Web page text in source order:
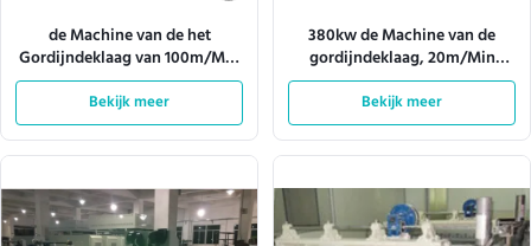
de Machine van de het
Gordijndeklaag van 100m/Min
380v het Pneumatische
Vervoeren In vier fasen
Bekijk meer
380kw de Machine van de
gordijndeklaag, 20m/Min
Desktop Shower Coater
Bekijk meer